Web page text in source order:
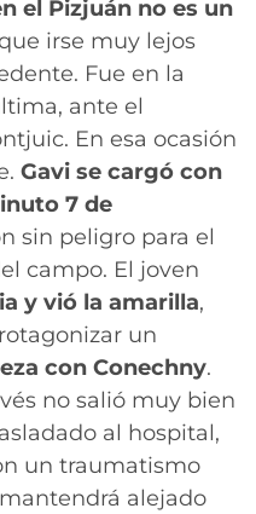
el Pizjuán no es un
irse muy lejos
Fue en la
ante el
En esa ocasión
Gavi se cargó con
7 de
sin peligro para el
campo. El joven
y vió la amarilla,
un
con Conechny.
no salió muy bien
al hospital,
un traumatismo
alejado